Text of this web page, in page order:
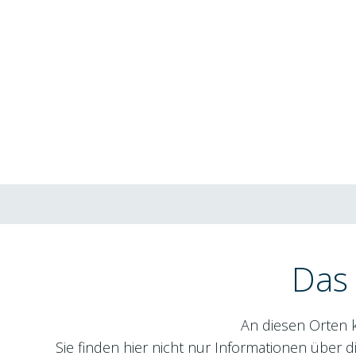
An diesen Orten
Sie finden hier nicht nur Informationen über